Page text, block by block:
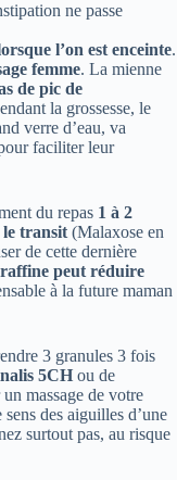
ne passe
l’on est enceinte.
femme. La mienne
de pic de
la grossesse, le
verre d’eau, va
faciliter leur
du repas 1 à 2
transit (Malaxose en
de cette dernière
peut réduire
à la future maman
3 granules 3 fois
5CH ou de
massage de votre
des aiguilles d’une
surtout pas, au risque